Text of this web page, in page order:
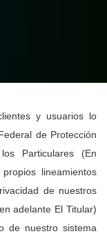
y usuarios lo
de Protección
Particulares (En
lineamientos
de nuestros
adelante El Titular)
de nuestro sistema